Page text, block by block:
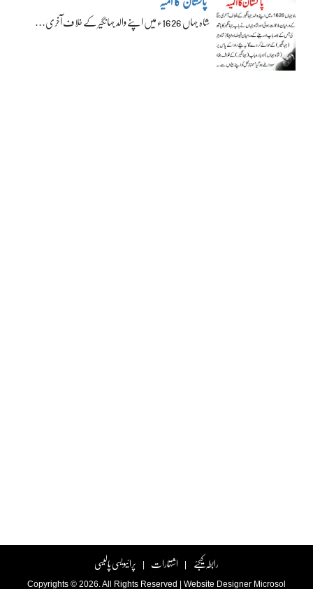
شاہ جہاں 1626ء میں اپنے والد جہانگیر کے خلاف آخری…
رابطہ کیجئے اشتہارات پرائیویسی پالیسی
Copyrights © 2026. All Rights Reserved | Website Designer Microsol